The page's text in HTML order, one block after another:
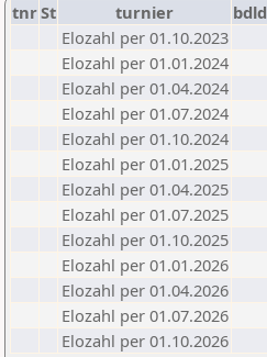
tnrSt turnier bdld
Elozahl per 01.10.2023
Elozahl per 01.01.2024
Elozahl per 01.04.2024
Elozahl per 01.07.2024
Elozahl per 01.10.2024
Elozahl per 01.01.2025
Elozahl per 01.04.2025
Elozahl per 01.07.2025
Elozahl per 01.10.2025
Elozahl per 01.01.2026
Elozahl per 01.04.2026
Elozahl per 01.07.2026
Elozahl per 01.10.2026